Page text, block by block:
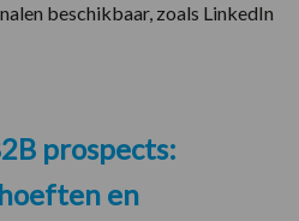
beschikbaar, zoals LinkedIn
prospects:
en